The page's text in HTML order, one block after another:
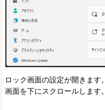
ロック画面の設定が開きます。
画面を下にスクロールします。